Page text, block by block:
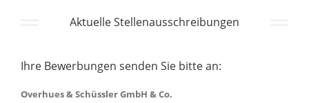
Aktuelle Stellenausschreibungen
Ihre Bewerbungen senden Sie bitte an:
Overhues & Schüssler GmbH & Co.